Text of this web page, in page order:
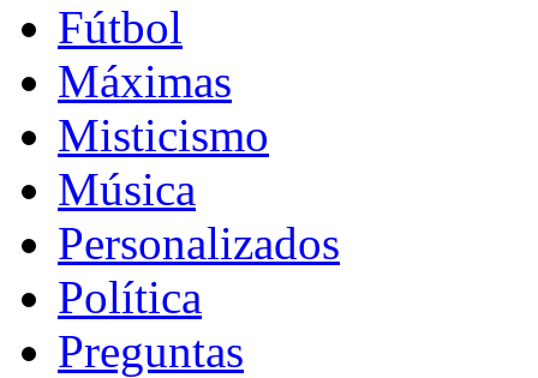
Fútbol
Máximas
Misticismo
Música
Personalizados
Política
Preguntas